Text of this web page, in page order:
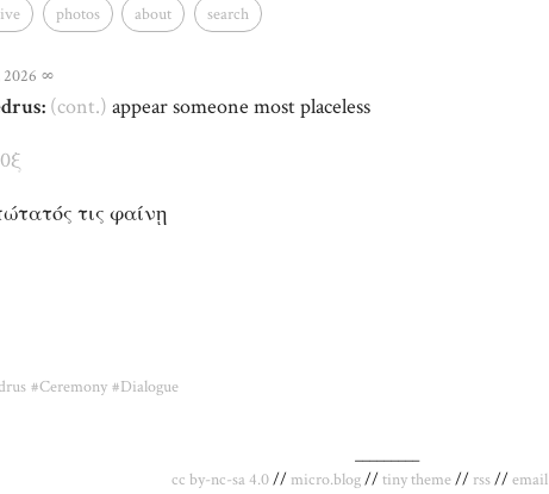
photos about search
2026 ∞
(cont.) appear someone most placeless
τις φαίνῃ
#Ceremony #Dialogue
_________
cc by-nc-sa 4.0// micro.blog//tiny theme// rss//email